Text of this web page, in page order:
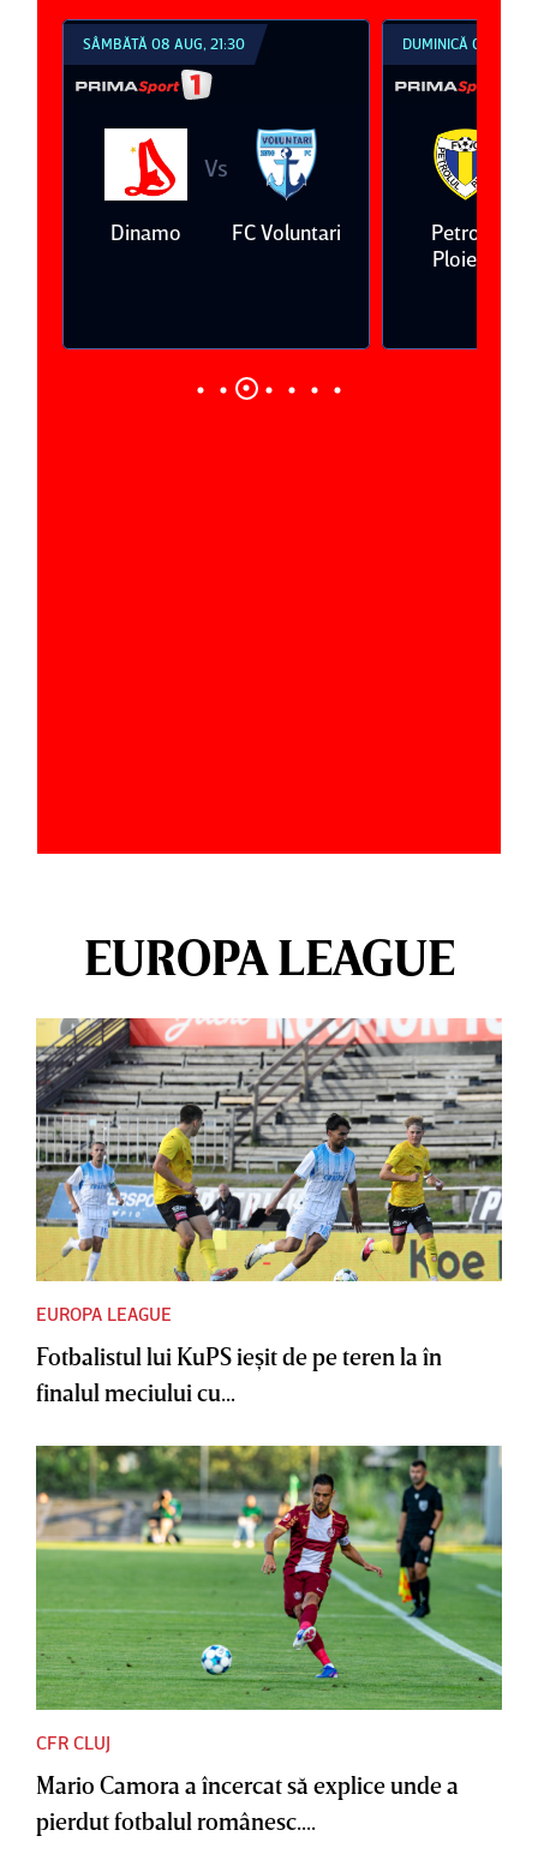
SÂMBĂTĂ 08 AUG, 21:30
Dinamo
Vs
FC Voluntari
DUMINICĂ 09 AUG,
Petrolul
Ploieşti
EUROPA LEAGUE
EUROPA LEAGUE
Fotbalistul lui KuPS ieşit de pe teren la în
finalul meciului cu...
CFR CLUJ
Mario Camora a încercat să explice unde a
pierdut fotbalul românesc....